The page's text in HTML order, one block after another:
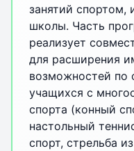
занятий
школы. Часть
реализует
для расширения
возможностей по
учащихся с
спорта (конный
настольный
спорт, стрельба